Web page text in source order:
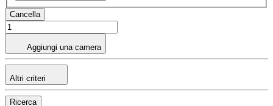
Cancella
Aggiungi una camera
Altri criteri
Ricerca